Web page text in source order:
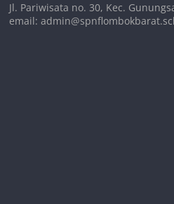
Jl. Pariwisata no. 30, Kec.
email: